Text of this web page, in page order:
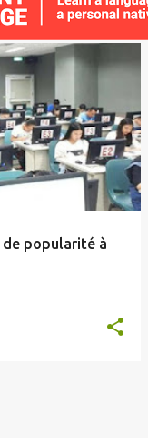
de popularité à